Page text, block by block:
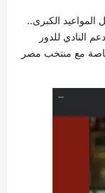
الكبرى..
النادي للدور
خاصة مع منتخب مصر